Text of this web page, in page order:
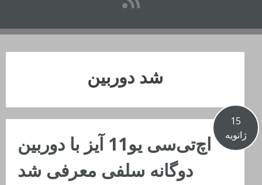
شد دوربین
15
ژانویه
اچ‌تی‌سی یو11 آیز با دوربین
دوگانه سلفی معرفی شد